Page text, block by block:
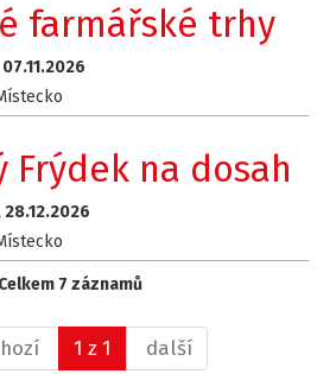
farmářské trhy
Frýdek na dosah
28.12.2026
Celkem 7 záznamů
1 z 1 další